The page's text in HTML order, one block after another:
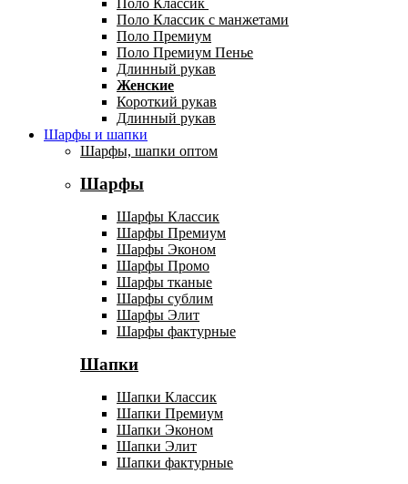
Поло Классик с манжетами
Поло Премиум
Поло Премиум Пенье
Длинный рукав
Женские
Короткий рукав
Длинный рукав
Шарфы и шапки
Шарфы, шапки оптом
Шарфы
Шарфы Классик
Шарфы Премиум
Шарфы Эконом
Шарфы Промо
Шарфы тканые
Шарфы сублим
Шарфы Элит
Шарфы фактурные
Шапки
Шапки Классик
Шапки Премиум
Шапки Эконом
Шапки Элит
Шапки фактурные